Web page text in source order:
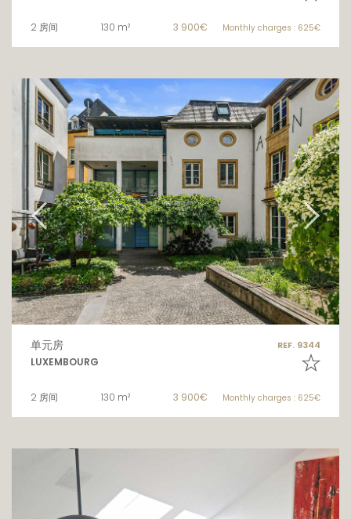
2 房间 130 m² 3 900€ Monthly charges : 625€
单元房 REF. 9344
LUXEMBOURG
2 房间 130 m² 3 900€ Monthly charges : 625€